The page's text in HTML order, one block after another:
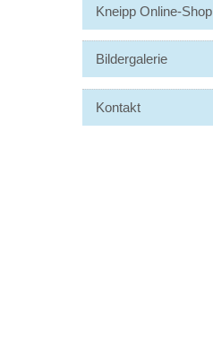
Kneipp Online-Shop
Bildergalerie
Kontakt